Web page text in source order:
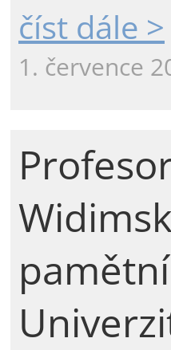
číst dále >
1. července